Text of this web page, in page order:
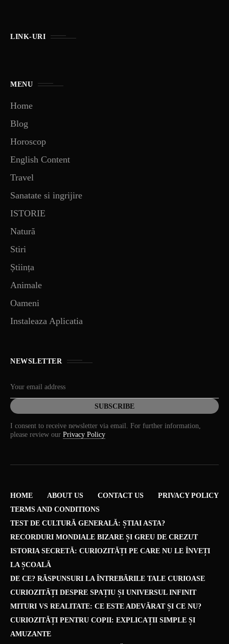
LINK-URI
MENU
Home
Blog
Horoscop
English Content
Travel
Sanatate si ingrijire
ISTORIE
Natură
Stiri
Știința
Animale
Oameni
Instaleaza Aplicatia
NEWSLETTER
I consent to receive newsletter via email. For further information,
please review our Privacy Policy
HOME ABOUT US CONTACT US
PRIVACY POLICY
TERMS AND CONDITIONS
TEST DE CULTURĂ GENERALĂ: ȘTIAI ASTA?
RECORDURI MONDIALE BIZARE ȘI GREU DE CREZUT
ISTORIA SECRETĂ: CURIOZITĂȚI PE CARE NU LE ÎNVEȚI
LA ȘCOALĂ
DE CE? RĂSPUNSURI LA ÎNTREBĂRILE TALE CURIOASE
CURIOZITĂȚI DESPRE SPAȚIU ȘI UNIVERSUL INFINIT
MITURI VS REALITATE: CE ESTE ADEVĂRAT ȘI CE NU?
CURIOZITĂȚI PENTRU COPII: EXPLICAȚII SIMPLE ȘI
AMUZANTE